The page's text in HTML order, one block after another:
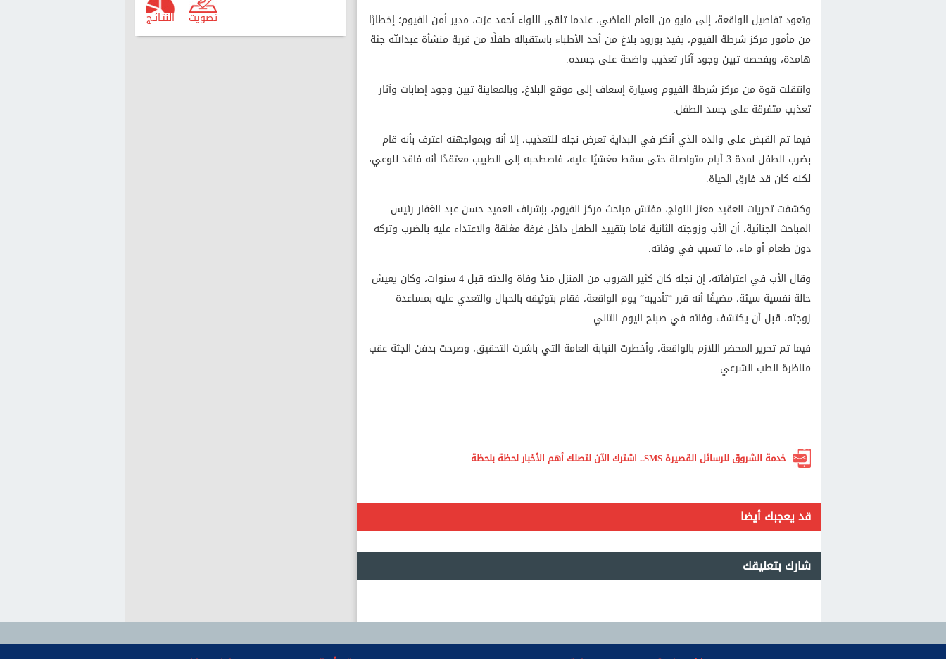
النتـائـج تصويت
وتعود تفاصيل الواقعة، إلى مايو من العام الماضي، عندما تلقى اللواء أحمد عزت، مدير أمن الفيوم؛ إخطارًا
من مأمور مركز شرطة الفيوم، يفيد بورود بلاغ من أحد الأطباء باستقباله طفلًا من قرية منشأة عبدالله جثة
هامدة، وبفحصه تبين وجود آثار تعذيب واضحة على جسده.
وانتقلت قوة من مركز شرطة الفيوم وسيارة إسعاف إلى موقع البلاغ، وبالمعاينة تبين وجود إصابات وآثار
تعذيب متفرقة على جسد الطفل.
فيما تم القبض على والده الذي أنكر في البداية تعرض نجله للتعذيب، إلا أنه وبمواجهته اعترف بأنه قام
بضرب الطفل لمدة 3 أيام متواصلة حتى سقط مغشيًا عليه، فاصطحبه إلى الطبيب معتقدًا أنه فاقد للوعي،
لكنه كان قد فارق الحياة.
وكشفت تحريات العقيد معتز اللواج، مفتش مباحث مركز الفيوم، بإشراف العميد حسن عبد الغفار رئيس
المباحث الجنائية، أن الأب وزوجته الثانية قاما بتقييد الطفل داخل غرفة مغلقة والاعتداء عليه بالضرب وتركه
دون طعام أو ماء، ما تسبب في وفاته.
وقال الأب في اعترافاته، إن نجله كان كثير الهروب من المنزل منذ وفاة والدته قبل 4 سنوات، وكان يعيش
حالة نفسية سيئة، مضيفًا أنه قرر “تأديبه” يوم الواقعة، فقام بتوثيقه بالحبال والتعدي عليه بمساعدة
زوجته، قبل أن يكتشف وفاته في صباح اليوم التالي.
فيما تم تحرير المحضر اللازم بالواقعة، وأخطرت النيابة العامة التي باشرت التحقيق، وصرحت بدفن الجثة عقب
مناظرة الطب الشرعي.
خدمة الشروق للرسائل القصيرة SMS.. اشترك الآن لتصلك أهم الأخبار لحظة بلحظة
قد يعجبك أيضا
شارك بتعليقك